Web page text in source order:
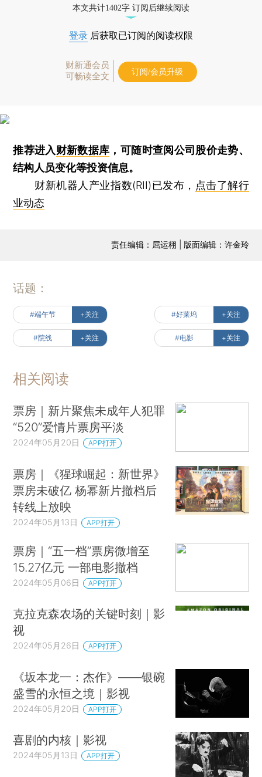
本文共计1402字 订阅后继续阅读
登录 后获取已订阅的阅读权限
财新通会员
可畅读全文
订阅/会员升级
推荐进入财新数据库 ，可随时查阅公司股价走势、
结构人员变化等投资信息。
财新机器人产业指数(RII)已发布， 点击了解行
业动态
责任编辑：屈运栩 | 版面编辑：许金玲
话题：
#端午节 +关注 #好莱坞 +关注
#院线 +关注 #电影 +关注
相关阅读
票房｜新片聚焦未成年人犯罪
“520”爱情片票房平淡
2024年05月20日 APP打开
票房｜《猩球崛起：新世界》
票房未破亿 杨幂新片撤档后
转线上放映
2024年05月13日 APP打开
票房｜“五一档”票房微增至
15.27亿元 一部电影撤档
2024年05月06日 APP打开
克拉克森农场的关键时刻｜影
视
2024年05月26日 APP打开
《坂本龙一：杰作》——银碗
盛雪的永恒之境｜影视
2024年05月20日 APP打开
喜剧的内核｜影视
2024年05月13日 APP打开